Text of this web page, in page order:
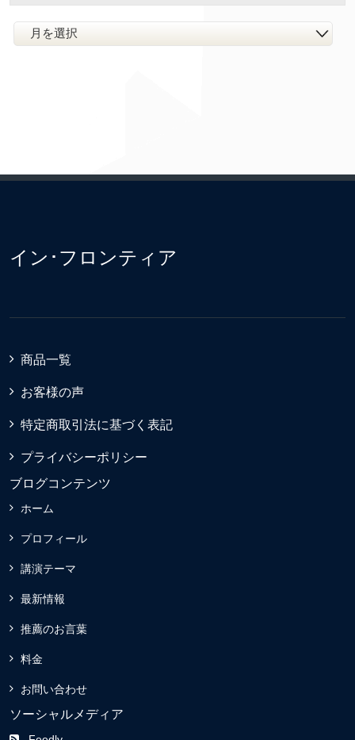
イン･フロンティア
商品一覧
お客様の声
特定商取引法に基づく表記
プライバシーポリシー
ブログコンテンツ
ホーム
プロフィール
講演テーマ
最新情報
推薦のお言葉
料金
お問い合わせ
ソーシャルメディア